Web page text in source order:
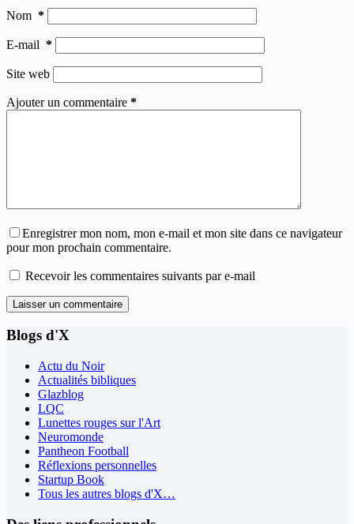
Nom *
E-mail *
Site web
Ajouter un commentaire *
Enregistrer mon nom, mon e-mail et mon site dans ce navigateur
pour mon prochain commentaire.
Recevoir les commentaires suivants par e-mail
Laisser un commentaire
Blogs d'X
Actu du Noir
Actualités bibliques
Glazblog
LQC
Lunettes rouges sur l'Art
Neuromonde
Pantheon Football
Réflexions personnelles
Startup Book
Tous les autres blogs d'X…